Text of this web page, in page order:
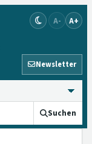
A- A+
Newsletter
Suchen